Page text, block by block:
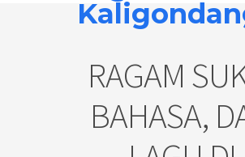
RAGAM
BAHASA,